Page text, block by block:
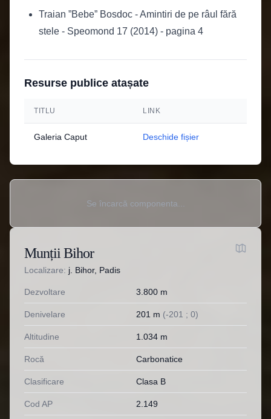
Traian ”Bebe” Bosdoc - Amintiri de pe râul fără
stele - Speomond 17 (2014) - pagina 4
Resurse publice atașate
TITLU LINK
Galeria Caput Deschide fișier
Se încarcă componenta...
Munții Bihor
Localizare: j. Bihor, Padis
Dezvoltare 3.800 m
Denivelare 201 m (-201 ; 0)
Altitudine 1.034 m
Rocă Carbonatice
Clasificare Clasa B
Cod AP 2.149